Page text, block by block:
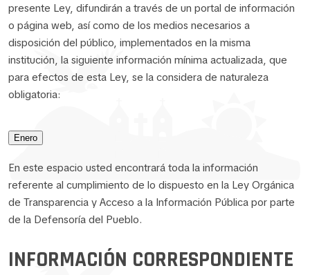
presente Ley, difundirán a través de un portal de información
o página web, así como de los medios necesarios a
disposición del público, implementados en la misma
institución, la siguiente información mínima actualizada, que
para efectos de esta Ley, se la considera de naturaleza
obligatoria:
Enero
En este espacio usted encontrará toda la información
referente al cumplimiento de lo dispuesto en la Ley Orgánica
de Transparencia y Acceso a la Información Pública por parte
de la Defensoría del Pueblo.
INFORMACIÓN CORRESPONDIENTE